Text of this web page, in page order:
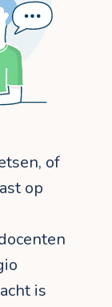
of
op
is